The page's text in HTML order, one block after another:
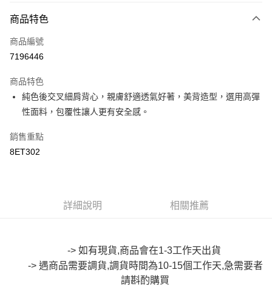
信用卡一次付款
超商取貨付款
Apple Pay
街口支付
悠遊付
1.本服務由台灣大哥大提供，台灣大哥大用戶可立即使用無須另外申請。
2.付款方式選擇「大哥付你分期」，訂單成立後會自動跳轉到大哥付的交易
流程，驗證手機門號後，選擇欲分期的期數、繳款截止日，確認付款後即完
相關說明
【關於「AFTEE先享後付」】
AFTEE先享後付是「在收到商品之後才付款」的支付方式。 讓您購物簡單
商品特色
商品編號
7196446
商品特色
純色後交叉細肩背心，親膚舒適透氣好著，美背造型，選用高彈
性面料，包覆性讓人更有安全感。
銷售重點
8ET302
詳細說明 相關推薦
-> 如有現貨,商品會在1-3工作天出貨
-> 遇商品需要調貨,調貨時間為10-15個工作天,急需要者
請斟酌購買